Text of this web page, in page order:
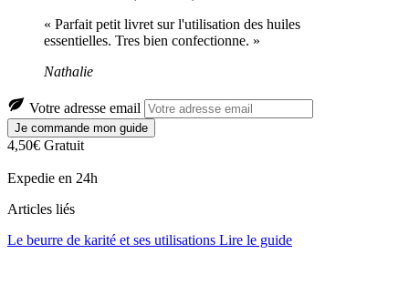
« Parfait petit livret sur l'utilisation des huiles
essentielles. Tres bien confectionne. »
Nathalie
Votre adresse email
Je commande mon guide
4,50€ Gratuit
Expedie en 24h
Articles liés
Le beurre de karité et ses utilisations Lire le guide